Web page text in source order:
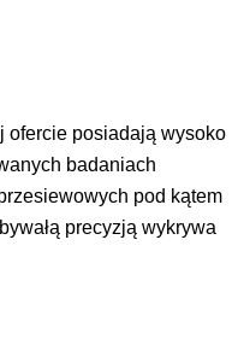
ofercie posiadają wysoko
badaniach
pod kątem
precyzją wykrywa